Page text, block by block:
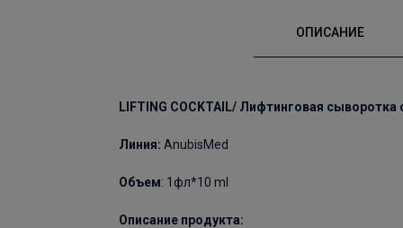
ОПИСАНИЕ
LIFTING COCKTAIL/ Лифтинговая
Линия: AnubisMed
Объем: 1фл*10 ml
Описание продукта: